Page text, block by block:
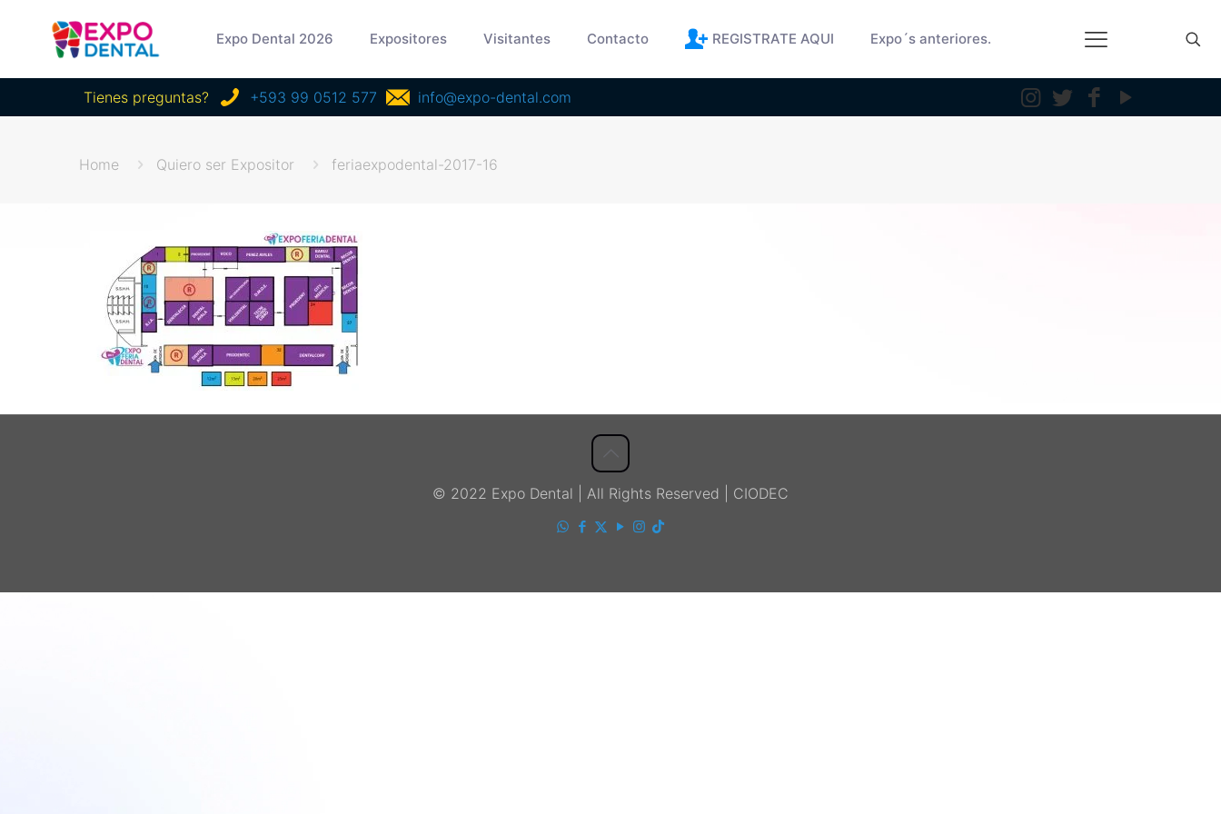
Expo Dental 2026 Expositores Visitantes Contacto REGISTRATE AQUI Expo´s anteriores.
Tienes preguntas? +593 99 0512 577 info@expo-dental.com
Home Quiero ser Expositor feriaexpodental-2017-16
© 2022 Expo Dental | All Rights Reserved | CIODEC